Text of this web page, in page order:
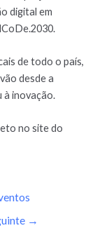
digital em
de todo o país,
desde a
à inovação.
no site do
→